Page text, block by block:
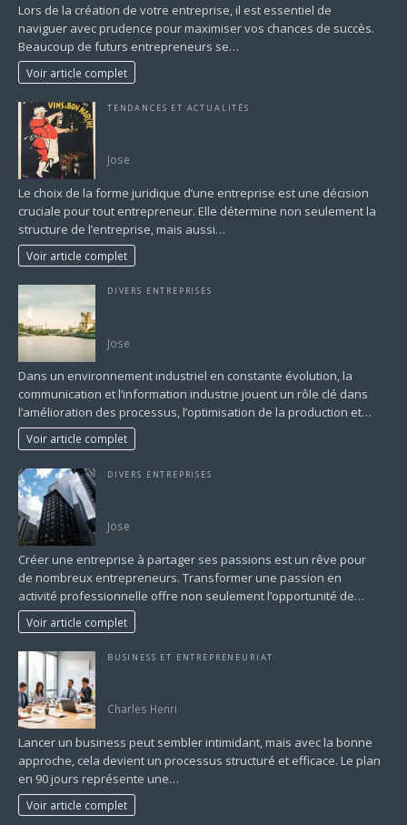
Lors de la création de votre entreprise, il est essentiel de
naviguer avec prudence pour maximiser vos chances de succès.
Beaucoup de futurs entrepreneurs se…
Voir article complet
TENDANCES ET ACTUALITÉS
Jose
Le choix de la forme juridique d’une entreprise est une décision
cruciale pour tout entrepreneur. Elle détermine non seulement la
structure de l’entreprise, mais aussi…
Voir article complet
DIVERS ENTREPRISES
Jose
Dans un environnement industriel en constante évolution, la
communication et l’information industrie jouent un rôle clé dans
l’amélioration des processus, l’optimisation de la production et…
Voir article complet
DIVERS ENTREPRISES
Jose
Créer une entreprise à partager ses passions est un rêve pour
de nombreux entrepreneurs. Transformer une passion en
activité professionnelle offre non seulement l’opportunité de…
Voir article complet
BUSINESS ET ENTREPRENEURIAT
Charles Henri
Lancer un business peut sembler intimidant, mais avec la bonne
approche, cela devient un processus structuré et efficace. Le plan
en 90 jours représente une…
Voir article complet